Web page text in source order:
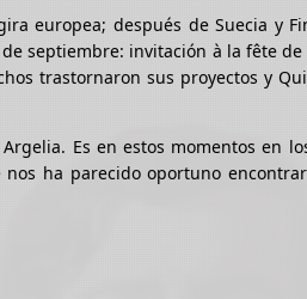
europea; después de Suecia y
septiembre: invitación à la fête de
trastornaron sus proyectos y
Es en estos momentos en
ha parecido oportuno